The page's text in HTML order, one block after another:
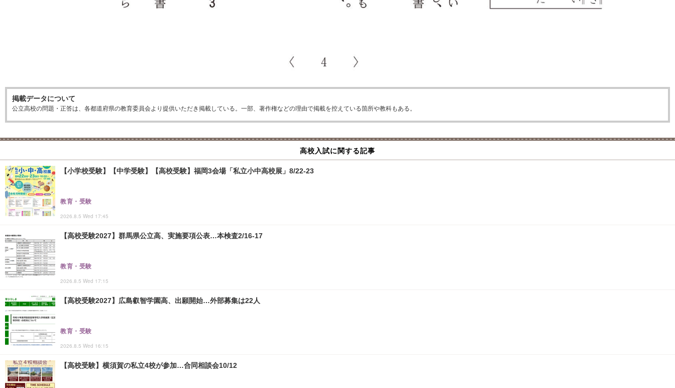
掲載データについて
公立高校の問題・正答は、各都道府県の教育委員会より提供いただき掲載している。一部、著作権などの理由で掲載を控えている箇所や教科もある。
高校入試に関する記事
【小学校受験】【中学受験】【高校受験】福岡3会場「私立小中高校展」8/22-23
教育・受験
2026.8.5 Wed 17:45
【高校受験2027】群馬県公立高、実施要項公表…本検査2/16-17
教育・受験
2026.8.5 Wed 17:15
【高校受験2027】広島叡智学園高、出願開始…外部募集は22人
教育・受験
2026.8.5 Wed 16:15
【高校受験】横須賀の私立4校が参加…合同相談会10/12